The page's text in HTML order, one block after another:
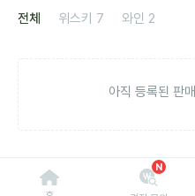
전체 위스키 7 와인 2
아직 등록된 판
N